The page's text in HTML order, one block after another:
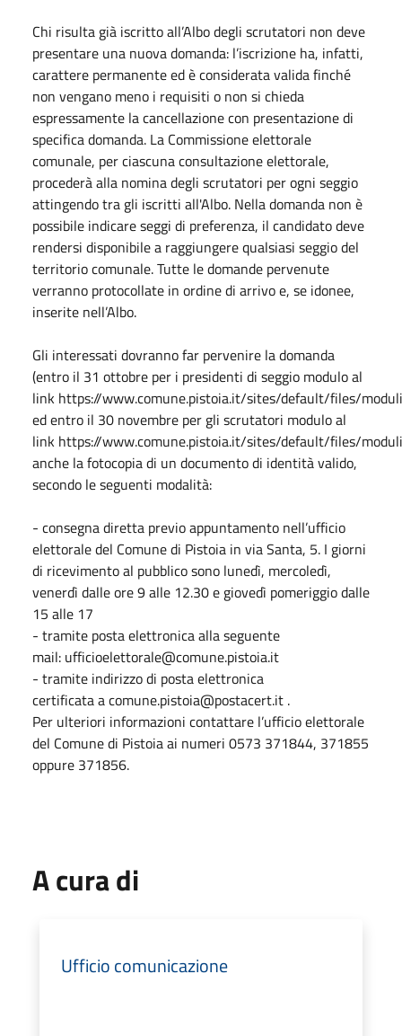
Chi risulta già iscritto all’Albo degli scrutatori non deve
presentare una nuova domanda: l’iscrizione ha, infatti,
carattere permanente ed è considerata valida finché
non vengano meno i requisiti o non si chieda
espressamente la cancellazione con presentazione di
specifica domanda. La Commissione elettorale
comunale, per ciascuna consultazione elettorale,
procederà alla nomina degli scrutatori per ogni seggio
attingendo tra gli iscritti all'Albo. Nella domanda non è
possibile indicare seggi di preferenza, il candidato deve
rendersi disponibile a raggiungere qualsiasi seggio del
territorio comunale. Tutte le domande pervenute
verranno protocollate in ordine di arrivo e, se idonee,
inserite nell’Albo.
Gli interessati dovranno far pervenire la domanda
(entro il 31 ottobre per i presidenti di seggio modulo al
link https://www.comune.pistoia.it/sites/default/files/
ed entro il 30 novembre per gli scrutatori modulo al
link https://www.comune.pistoia.it/sites/default/files/
anche la fotocopia di un documento di identità valido,
secondo le seguenti modalità:
- consegna diretta previo appuntamento nell’ufficio
elettorale del Comune di Pistoia in via Santa, 5. I giorni
di ricevimento al pubblico sono lunedì, mercoledì,
venerdì dalle ore 9 alle 12.30 e giovedì pomeriggio dalle
15 alle 17
- tramite posta elettronica alla seguente
mail: ufficioelettorale@comune.pistoia.it
- tramite indirizzo di posta elettronica
certificata a comune.pistoia@postacert.it .
Per ulteriori informazioni contattare l’ufficio elettorale
del Comune di Pistoia ai numeri 0573 371844, 371855
oppure 371856.
A cura di
Ufficio comunicazione